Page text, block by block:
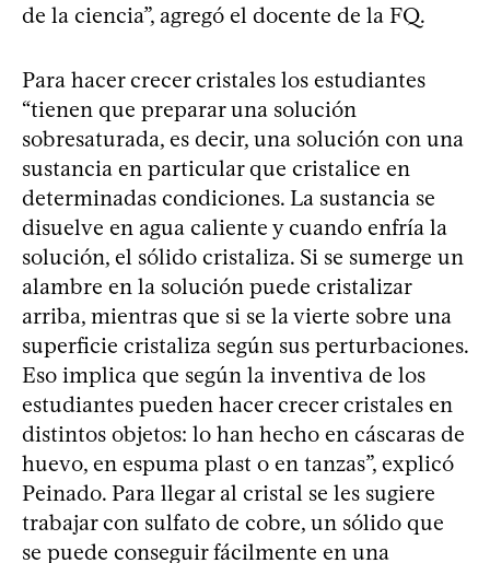
de la ciencia”, agregó el docente de la FQ.
Para hacer crecer cristales los estudiantes
“tienen que preparar una solución
sobresaturada, es decir, una solución con una
sustancia en particular que cristalice en
determinadas condiciones. La sustancia se
disuelve en agua caliente y cuando enfría la
solución, el sólido cristaliza. Si se sumerge un
alambre en la solución puede cristalizar
arriba, mientras que si se la vierte sobre una
superficie cristaliza según sus perturbaciones.
Eso implica que según la inventiva de los
estudiantes pueden hacer crecer cristales en
distintos objetos: lo han hecho en cáscaras de
huevo, en espuma plast o en tanzas”, explicó
Peinado. Para llegar al cristal se les sugiere
trabajar con sulfato de cobre, un sólido que
se puede conseguir fácilmente en una